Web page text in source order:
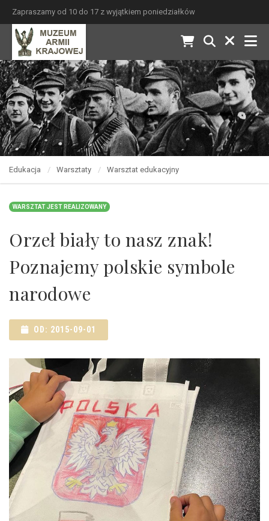
Zapraszamy od 10 do 17 z wyjątkiem poniedziałków
Edukacja Warsztaty Warsztat edukacyjny
WARSZTAT JEST REALIZOWANY
Orzeł biały to nasz znak!
Poznajemy polskie symbole
narodowe
OD: 2015-09-01